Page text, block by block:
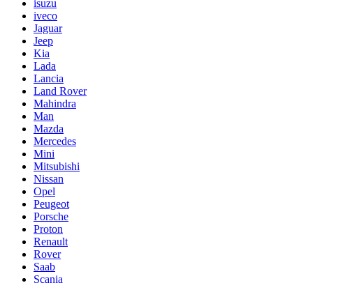
isuzu
iveco
Jaguar
Jeep
Kia
Lada
Lancia
Land Rover
Mahindra
Man
Mazda
Mercedes
Mini
Mitsubishi
Nissan
Opel
Peugeot
Porsche
Proton
Renault
Rover
Saab
Scania